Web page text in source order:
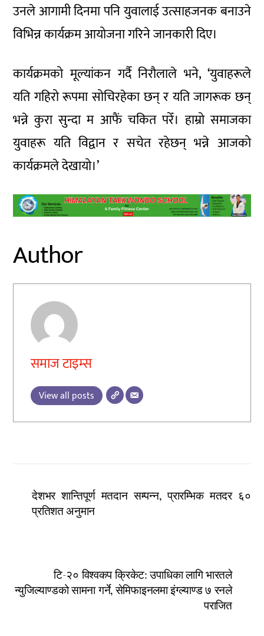
उनले आगामी दिनमा पनि युवालाई उत्साहजनक बनाउने
विभिन्न कार्यक्रम आयोजना गरिने जानकारी दिए।
कार्यक्रमको मूल्यांकन गर्दै निरौलाले भने, ‘युवाहरूले
यति गहिरो रूपमा सोचिरहेका छन् र यति जागरूक छन्
भन्ने कुरा सुन्दा म आफैं चकित परेँ। हाम्रो समाजका
युवाहरू यति विद्वान र सचेत रहेछन् भन्ने आजको
कार्यक्रमले देखायो।’
Author
समाज टाइम्स
View all posts
देशभर शान्तिपूर्ण मतदान सम्पन्न, प्रारम्भिक मतदर ६०
प्रतिशत अनुमान
टि-२० विश्वकप क्रिकेट: उपाधिका लागि भारतले
न्युजिल्याण्डको सामना गर्ने, सेमिफाइनलमा इंग्ल्याण्ड ७ रनले
पराजित